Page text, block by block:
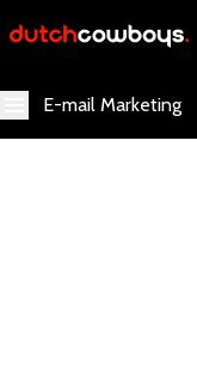
E-mail Marketing